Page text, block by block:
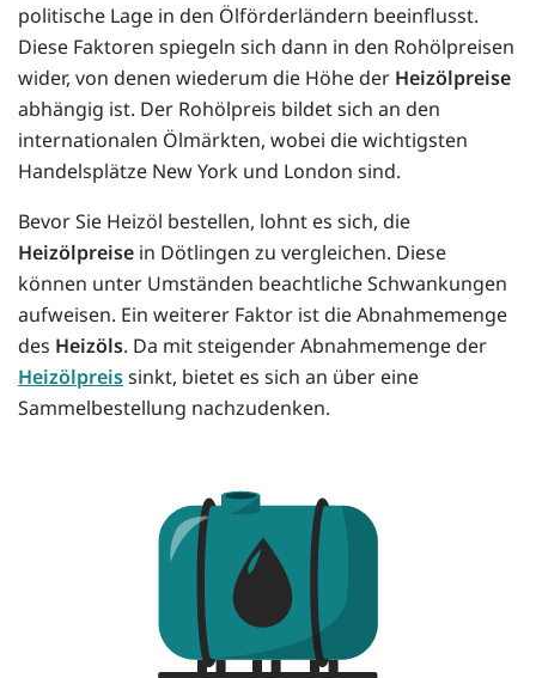
politische Lage in den Ölförderländern beeinflusst.
Diese Faktoren spiegeln sich dann in den Rohölpreisen
wider, von denen wiederum die Höhe der Heizölpreise
abhängig ist. Der Rohölpreis bildet sich an den
internationalen Ölmärkten, wobei die wichtigsten
Handelsplätze New York und London sind.
Bevor Sie Heizöl bestellen, lohnt es sich, die
Heizölpreise in Dötlingen zu vergleichen. Diese
können unter Umständen beachtliche Schwankungen
aufweisen. Ein weiterer Faktor ist die Abnahmemenge
des Heizöls. Da mit steigender Abnahmemenge der
Heizölpreissinkt, bietet es sich an über eine
Sammelbestellung nachzudenken.